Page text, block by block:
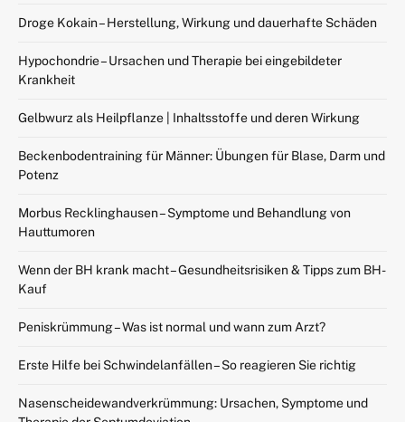
Droge Kokain – Herstellung, Wirkung und dauerhafte Schäden
Hypochondrie – Ursachen und Therapie bei eingebildeter
Krankheit
Gelbwurz als Heilpflanze | Inhaltsstoffe und deren Wirkung
Beckenbodentraining für Männer: Übungen für Blase, Darm und
Potenz
Morbus Recklinghausen – Symptome und Behandlung von
Hauttumoren
Wenn der BH krank macht – Gesundheitsrisiken & Tipps zum BH-
Kauf
Peniskrümmung – Was ist normal und wann zum Arzt?
Erste Hilfe bei Schwindelanfällen – So reagieren Sie richtig
Nasenscheidewandverkrümmung: Ursachen, Symptome und